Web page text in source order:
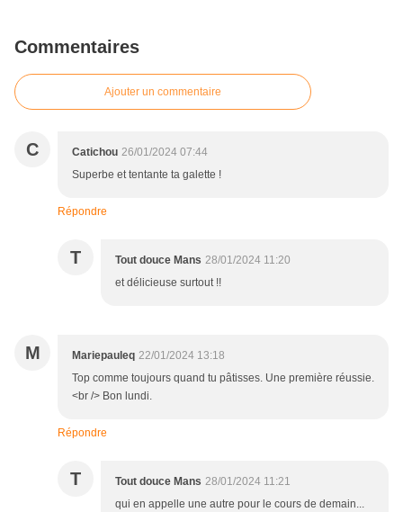
Commentaires
Ajouter un commentaire
C Catichou 26/01/2024 07:44
Superbe et tentante ta galette !
Répondre
T Tout douce Mans 28/01/2024 11:20
et délicieuse surtout !!
M Mariepauleq 22/01/2024 13:18
Top comme toujours quand tu pâtisses. Une première réussie.
<br /> Bon lundi.
Répondre
T Tout douce Mans 28/01/2024 11:21
qui en appelle une autre pour le cours de demain...